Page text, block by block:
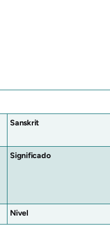
Sanskrit
Significado
Nivel